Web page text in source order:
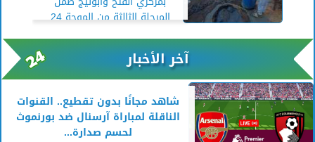
المرحلة الثالثة من الموجة 24
آخر الأخبار
شاهد مجانًا بدون تقطيع.. القنوات
الناقلة لمباراة آرسنال ضد بورنموث
لحسم صدارة...